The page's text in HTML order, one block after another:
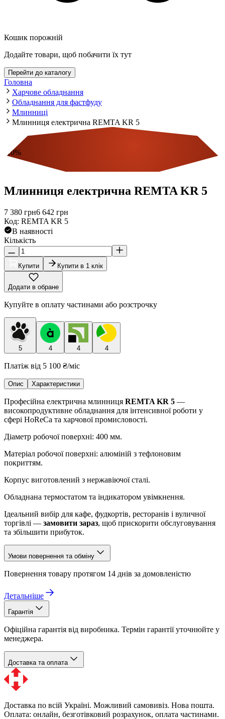
Кошик порожній
Додайте товари, щоб побачити їх тут
Перейти до каталогу
Головна
Харчове обладнання
Обладнання для фастфуду
Млинниці
Млинниця електрична REMTA KR 5
10%
Млинниця електрична REMTA KR 5
7 380 грн6 642 грн
Код: REMTA KR 5
В наявності
Кількість
Купити Купити в 1 клік
Додати в обране
Купуйте в оплату частинами або розстрочку
5 4 4 4
Платіж від 5 100 ₴/міс
Опис Характеристики
Професійна електрична млинниця REMTA KR 5 —
високопродуктивне обладнання для інтенсивної роботи у
сфері HoReCa та харчової промисловості.
Діаметр робочої поверхні: 400 мм.
Матеріал робочої поверхні: алюміній з тефлоновим
покриттям.
Корпус виготовлений з нержавіючої сталі.
Обладнана термостатом та індикатором увімкнення.
Ідеальний вибір для кафе, фудкортів, ресторанів і вуличної
торгівлі — замовити зараз, щоб прискорити обслуговування
та збільшити прибуток.
Умови повернення та обміну
Повернення товару протягом 14 днів за домовленістю
Детальніше
Гарантія
Офіційна гарантія від виробника. Термін гарантії уточнюйте у
менеджера.
Доставка та оплата
Доставка по всій Україні. Можливий самовивіз. Нова пошта.
Оплата: онлайн, безготівковий розрахунок, оплата частинами.